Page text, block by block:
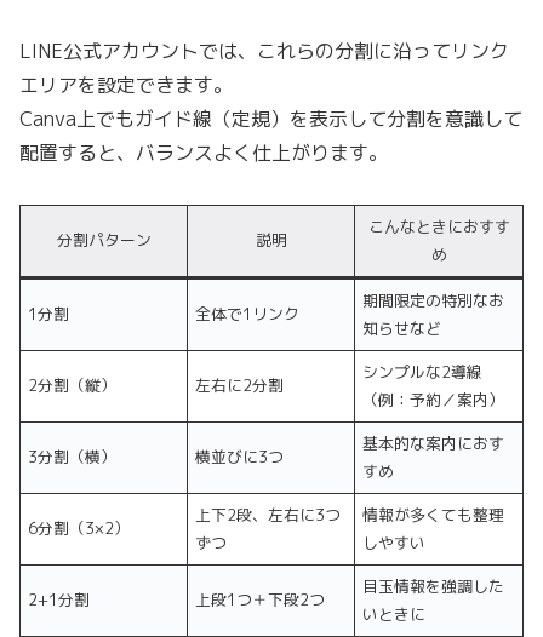
LINE公式アカウントでは、これらの分割に沿ってリンク
エリアを設定できます。
Canva上でもガイド線（定規）を表示して分割を意識して
配置すると、バランスよく仕上がります。
分割パターン 説明
こんなときにおすす
め
1分割 全体で1リンク
期間限定の特別なお
知らせなど
2分割（縦） 左右に2分割
シンプルな2導線
（例：予約／案内）
3分割（横） 横並びに3つ
基本的な案内におす
すめ
6分割（3×2）
上下2段、左右に3つ
ずつ
情報が多くても整理
しやすい
2+1分割 上段1つ＋下段2つ
目玉情報を強調した
いときに